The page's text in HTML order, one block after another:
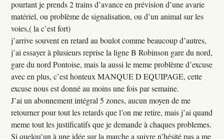
pourtant je prends 2 trains d’avance en prévision d’une avarie
matériel, ou problème de signalisation, ou d’un animal sur les
voies,( la c’est fort)
j’arrive souvent en retard au boulot comme beaucoup d’autres,
j’ai essayer à plusieurs reprise la ligne B Robinson gare du nord,
gare du nord Pontoise, mais la aussi le meme problème d’excuse
avec en plus, c’est honteux MANQUE D EQUIPAGE, cette
excuse nous est donné au moins une fois par semaine.
J’ai un abonnement intégral 5 zones, aucun moyen de me
retourner pour tout les retards que l’on me retire, mais j’ai quand
meme tout les justificatifs que je demande à chaques problemes.
Si quelqu’un à une idée sur la marche a suivre n’hésité pas a me